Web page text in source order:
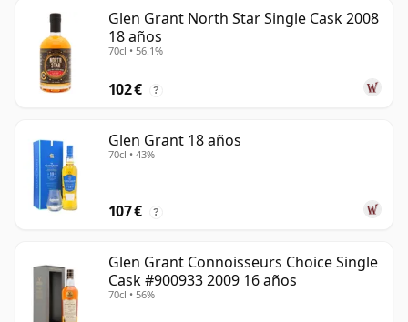
Glen Grant North Star Single Cask 2008
18 años
70cl • 56.1%
102 € ?
Glen Grant 18 años
70cl • 43%
107 € ?
Glen Grant Connoisseurs Choice Single
Cask #900933 2009 16 años
70cl • 56%